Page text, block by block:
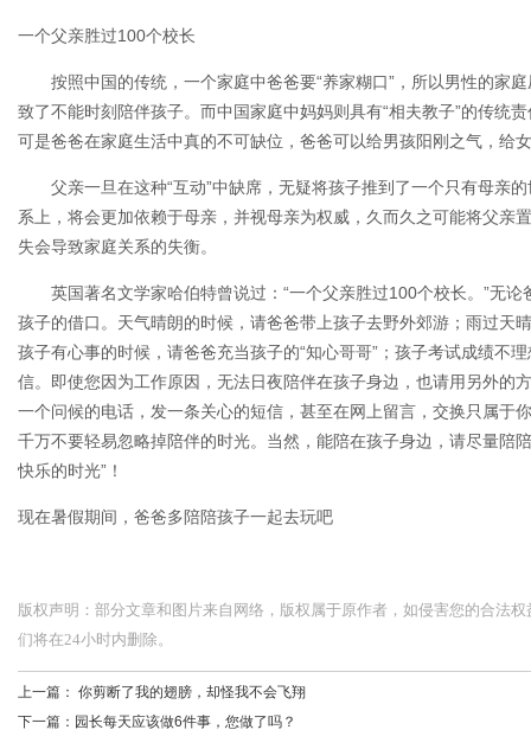
一个父亲胜过100个校长
按照中国的传统，一个家庭中爸爸要“养家糊口”，所以男性的家
致了不能时刻陪伴孩子。而中国家庭中妈妈则具有“相夫教子”的传统
可是爸爸在家庭生活中真的不可缺位，爸爸可以给男孩阳刚之气，给
父亲一旦在这种“互动”中缺席，无疑将孩子推到了一个只有母亲
系上，将会更加依赖于母亲，并视母亲为权威，久而久之可能将父亲
失会导致家庭关系的失衡。
英国著名文学家哈伯特曾说过：“一个父亲胜过100个校长。”无论
孩子的借口。天气晴朗的时候，请爸爸带上孩子去野外郊游；雨过天
孩子有心事的时候，请爸爸充当孩子的“知心哥哥”；孩子考试成绩不
信。即使您因为工作原因，无法日夜陪伴在孩子身边，也请用另外的
一个问候的电话，发一条关心的短信，甚至在网上留言，交换只属于
千万不要轻易忽略掉陪伴的时光。当然，能陪在孩子身边，请尽量陪
快乐的时光”！
现在暑假期间，爸爸多陪陪孩子一起去玩吧
版权声明：部分文章和图片来自网络，版权属于原作者，如侵害您的合法
们将在24小时内删除。
上一篇： 你剪断了我的翅膀，却怪我不会飞翔
下一篇： 园长每天应该做6件事，您做了吗？